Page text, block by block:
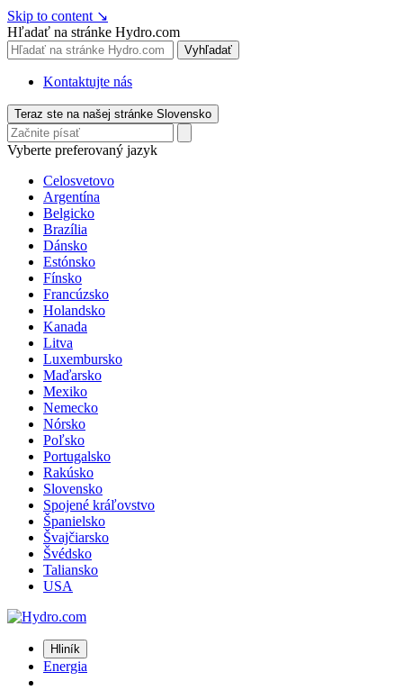
Skip to content ↘
Hľadať na stránke Hydro.com
Vyhľadať
Kontaktujte nás
Teraz ste na našej stránke Slovensko
Vyberte preferovaný jazyk
Celosvetovo
Argentína
Belgicko
Brazília
Dánsko
Estónsko
Fínsko
Francúzsko
Holandsko
Kanada
Litva
Luxembursko
Maďarsko
Mexiko
Nemecko
Nórsko
Poľsko
Portugalsko
Rakúsko
Slovensko
Spojené kráľovstvo
Španielsko
Švajčiarsko
Švédsko
Taliansko
USA
Hliník
Energia